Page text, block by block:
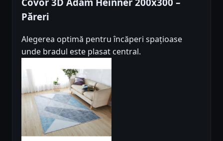
Păreri
Alegerea optimă pentru încăperi spațioase
unde bradul este plasat central.